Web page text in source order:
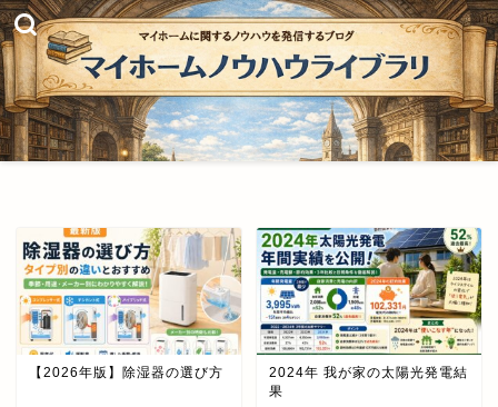
【2026年版】除湿器の選び方
2024年 我が家の太陽光発電結
果